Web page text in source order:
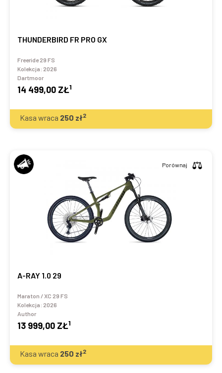
THUNDERBIRD FR PRO GX
Freeride 29 FS
Kolekcja: 2026
Dartmoor
14 499,00 ZŁ1
Kasa wraca 250 zł2
A-RAY 1.0 29
Maraton / XC 29 FS
Kolekcja: 2026
Author
13 999,00 ZŁ1
Porównaj
Kasa wraca 250 zł2